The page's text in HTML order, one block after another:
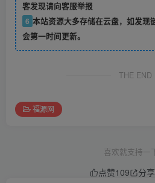
客发现请向客服举报
6 本站资源大多存储在云盘，如发现
会第一时间更新。
THE END
福源网
喜欢就支持一
点赞109 分享